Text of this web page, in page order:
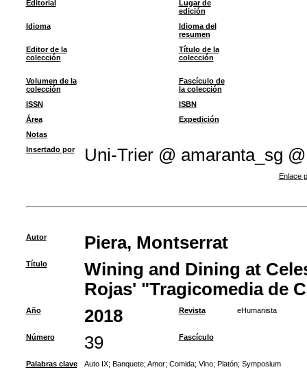
Editorial
Lugar de
edición
Idioma
Idioma del
resumen
Editor de la
colección
Título de la
colección
Volumen de la
colección
Fascículo de
la colección
ISSN
ISBN
Área
Expedición
Notas
Insertado por
Uni-Trier @ amaranta_sg @
Enlace
Autor Piera, Montserrat
Título
Wining and Dining at
Rojas' "Tragicomedia de
Año 2018 Revista eHumanista
Número 39 Fascículo
Palabras clave Auto IX; Banquete; Amor; Comida; Vino; Platón; Symposium